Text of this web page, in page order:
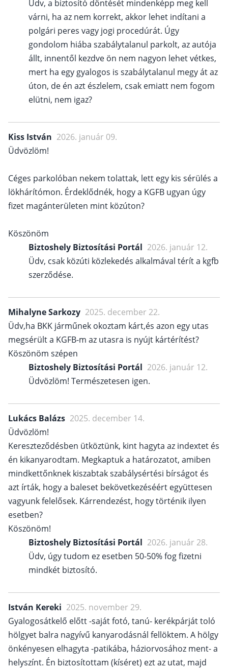
Üdv, a biztosító döntését mindenképp meg kell
várni, ha az nem korrekt, akkor lehet indítani a
polgári peres vagy jogi procedúrát. Úgy
gondolom hiába szabálytalanul parkolt, az autója
állt, innentől kezdve ön nem nagyon lehet vétkes,
mert ha egy gyalogos is szabálytalanul megy át az
úton, de én azt észlelem, csak emiatt nem fogom
elütni, nem igaz?
Kiss István 2026. január 09.
Üdvözlöm!
Céges parkolóban nekem tolattak, lett egy kis sérülés a
lökhárítómon. Érdeklődnék, hogy a KGFB ugyan úgy
fizet magánterületen mint közúton?
Köszönöm
Biztoshely Biztosítási Portál 2026. január 12.
Üdv, csak közúti közlekedés alkalmával térít a kgfb
szerződése.
Mihalyne Sarkozy 2025. december 22.
Üdv,ha BKK járműnek okoztam kárt,és azon egy utas
megsérült a KGFB-m az utasra is nyújt kártérítést?
Köszönöm szépen
Biztoshely Biztosítási Portál 2026. január 12.
Üdvözlöm! Természetesen igen.
Lukács Balázs 2025. december 14.
Üdvözlöm!
Kereszteződésben ütköztünk, kint hagyta az indextet és
én kikanyarodtam. Megkaptuk a határozatot, amiben
mindkettőnknek kiszabtak szabálysértési bírságot és
azt írták, hogy a baleset bekövetkezéséért együttesen
vagyunk felelősek. Kárrendezést, hogy történik ilyen
esetben?
Köszönöm!
Biztoshely Biztosítási Portál 2026. január 28.
Üdv, úgy tudom ez esetben 50-50% fog fizetni
mindkét biztosító.
István Kereki 2025. november 29.
Gyalogosátkelő előtt -saját fotó, tanú- kerékpárját toló
hölgyet balra nagyívű kanyarodásnál fellöktem. A hölgy
önkényesen elhagyta -patikába, háziorvosához ment- a
helyszínt. Én biztosítottam (kíséret) ezt az utat, majd